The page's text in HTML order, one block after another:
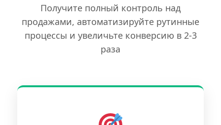
Получите полный контроль над
продажами, автоматизируйте рутинные
процессы и увеличьте конверсию в 2-3
раза